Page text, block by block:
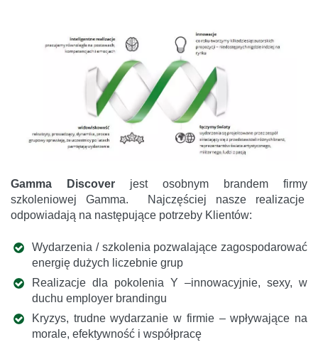
Gamma Discover jest osobnym brandem firmy
szkoleniowej Gamma. Najczęściej nasze realizacje
odpowiadają na następujące potrzeby Klientów:
Wydarzenia / szkolenia pozwalające zagospodarować
energię dużych liczebnie grup
Realizacje dla pokolenia Y –innowacyjnie, sexy, w
duchu employer brandingu
Kryzys, trudne wydarzanie w firmie – wpływające na
morale, efektywność i współpracę